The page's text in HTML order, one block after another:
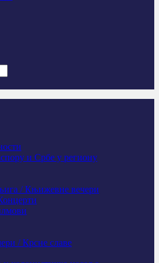
и Србе у региону
/ Књижевне вечери
/ Крсне славе